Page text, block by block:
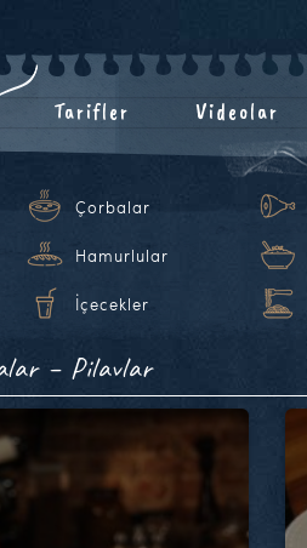
Tarifler Videolar
Çorbalar
Hamurlular
İçecekler
– Pilavlar